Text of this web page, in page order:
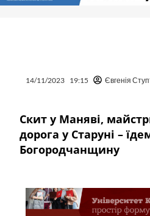
14/11/2023 19:15 Євгенія
Скит у Маняві,
дорога у Старуні –
Богородчанщину